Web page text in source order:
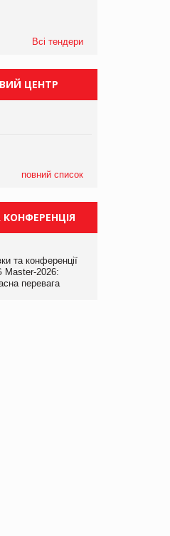
Всі тендери
ЦЕНТР
повний список
та конференції
Master-2026:
перевага